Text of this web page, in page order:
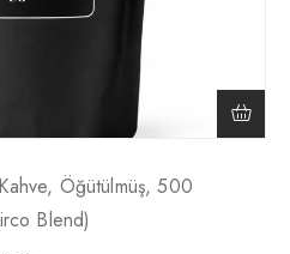
Öğütülmüş, 500
Blend)